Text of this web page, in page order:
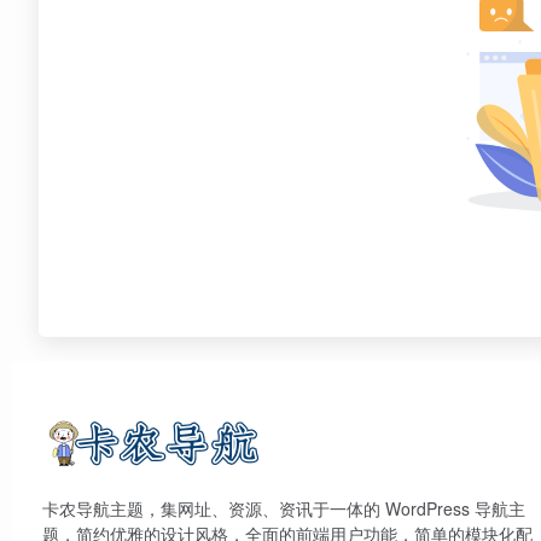
卡农导航主题，集网址、资源、资讯于一体的 WordPress 导航主
题，简约优雅的设计风格，全面的前端用户功能，简单的模块化配